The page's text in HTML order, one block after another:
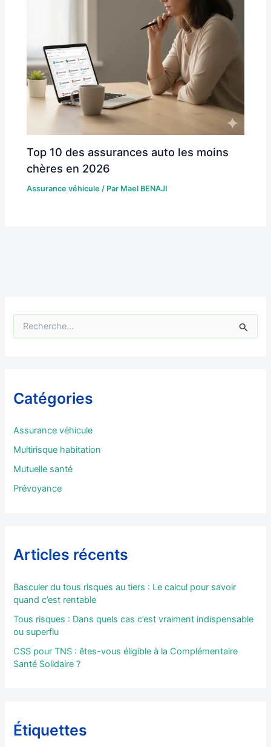
Top 10 des assurances auto les moins
chères en 2026
Assurance véhicule / Par Mael BENAJI
e
c
r
Catégories
Assurance véhicule
Multirisque habitation
Mutuelle santé
Prévoyance
Articles récents
Basculer du tous risques au tiers : Le calcul pour savoir
quand c’est rentable
Tous risques : Dans quels cas c’est vraiment indispensable
ou superflu
CSS pour TNS : êtes-vous éligible à la Complémentaire
Santé Solidaire ?
Étiquettes